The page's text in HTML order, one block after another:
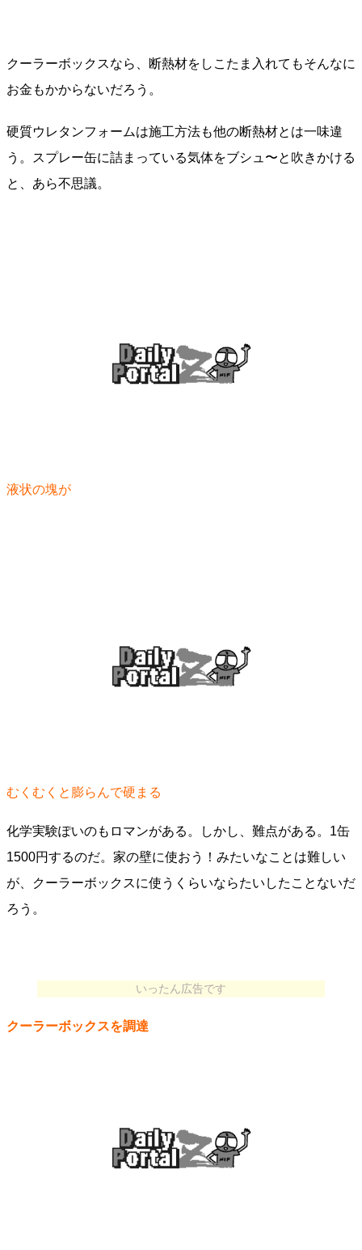
クーラーボックスなら、断熱材をしこたま入れてもそんなに
お金もかからないだろう。
硬質ウレタンフォームは施工方法も他の断熱材とは一味違
う。スプレー缶に詰まっている気体をブシュ〜と吹きかける
と、あら不思議。
液状の塊が
むくむくと膨らんで硬まる
化学実験ぽいのもロマンがある。しかし、難点がある。1缶
1500円するのだ。家の壁に使おう！みたいなことは難しい
が、クーラーボックスに使うくらいならたいしたことないだ
ろう。
いったん広告です
クーラーボックスを調達